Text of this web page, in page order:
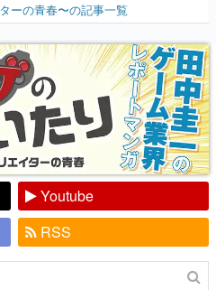
ャンプ』色だった【若ゲのいた
ーの青春〜の記事一覧
Youtube
RSS